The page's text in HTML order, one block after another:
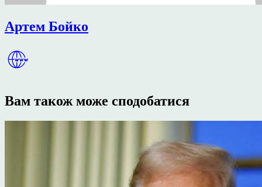
Артем Бойко
Вам також може сподобатися